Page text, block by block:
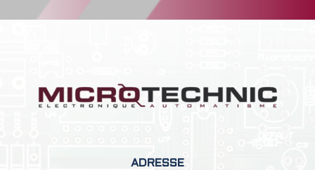
ADRESSE